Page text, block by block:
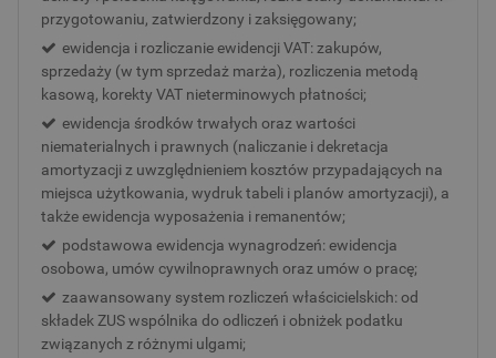
przygotowaniu, zatwierdzony i zaksięgowany;
ewidencja i rozliczanie ewidencji VAT: zakupów,
sprzedaży (w tym sprzedaż marża), rozliczenia metodą
kasową, korekty VAT nieterminowych płatności;
ewidencja środków trwałych oraz wartości
niematerialnych i prawnych (naliczanie i dekretacja
amortyzacji z uwzględnieniem kosztów przypadających na
miejsca użytkowania, wydruk tabeli i planów amortyzacji), a
także ewidencja wyposażenia i remanentów;
podstawowa ewidencja wynagrodzeń: ewidencja
osobowa, umów cywilnoprawnych oraz umów o pracę;
zaawansowany system rozliczeń właścicielskich: od
składek ZUS wspólnika do odliczeń i obniżek podatku
związanych z różnymi ulgami;